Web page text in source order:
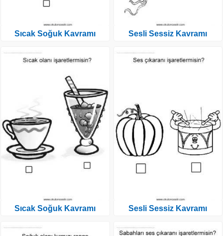
Sıcak Soğuk Kavramı
Sıcak Soğuk Kavramı
Sesli Sessiz Kavramı
Sesli Sessiz Kavramı